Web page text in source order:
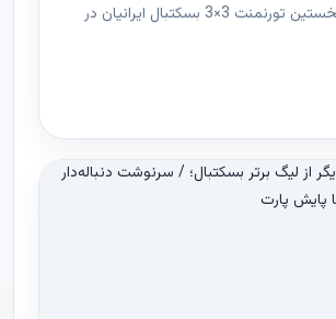
گزارش برگزاری نخستین تورنمنت 3×3 بسکتبال ایرانیان در